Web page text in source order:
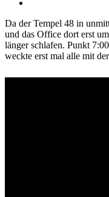
Da der Tempel 48 in
und das Office dort erst
länger schlafen. Punkt
weckte erst mal alle mit